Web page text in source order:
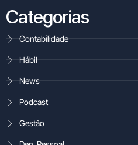
Categorias
Contabilidade
Hábil
News
Podcast
Gestão